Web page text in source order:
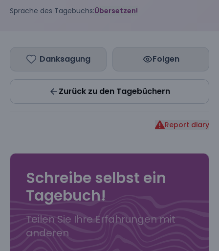
Sprache des Tagebuchs:Übersetzen!
Danksagung Folgen
Zurück zu den Tagebüchern
Report diary
Schreibe selbst ein
Tagebuch!
Teilen Sie Ihre Erfahrungen mit
anderen